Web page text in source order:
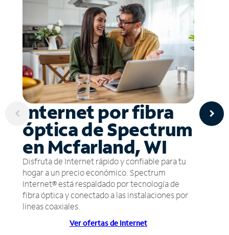
Internet por fibra
óptica de Spectrum
en Mcfarland, WI
Disfruta de Internet rápido y confiable para tu
hogar a un precio económico. Spectrum
Internet® está respaldado por tecnología de
fibra óptica y conectado a las instalaciones por
líneas coaxiales.
Ver ofertas de Internet